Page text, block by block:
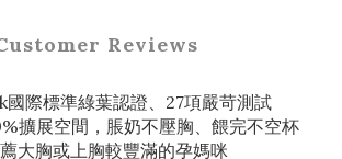
Reviews
國際標準綠葉認證、27項嚴苛測試
擴展空間，脹奶不壓胸、餵完不空杯
薦大胸或上胸較豐滿的孕媽咪